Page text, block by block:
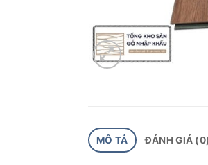
MÔ TẢ ĐÁNH GIÁ